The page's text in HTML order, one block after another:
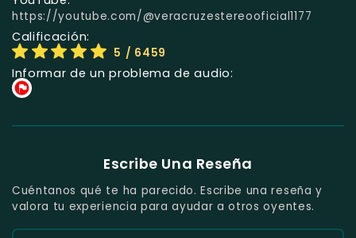
https://youtube.com/@veracruzestereooficial1177
Calificación:
5 / 6459
Informar de un problema de audio:
Escribe Una Reseña
Cuéntanos qué te ha parecido. Escribe una reseña y
valora tu experiencia para ayudar a otros oyentes.